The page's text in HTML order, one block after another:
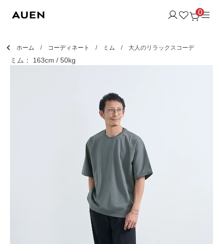
0
ホーム コーディネート ミム 大人のリラックスコーデ
ミム： 163cm / 50kg